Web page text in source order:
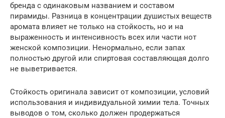
бренда с одинаковым названием и составом
пирамиды. Разница в концентрации душистых веществ
аромата влияет не только на стойкость, но и на
выраженность и интенсивность всех или части нот
женской композиции. Ненормально, если запах
полностью другой или спиртовая составляющая долго
не выветривается.
Стойкость оригинала зависит от композиции, условий
использования и индивидуальной химии тела. Точных
выводов о том, сколько должен продержаться